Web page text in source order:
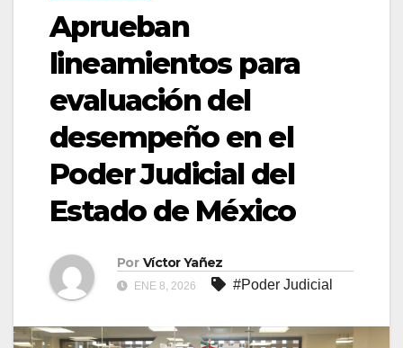
Aprueban
lineamientos para
evaluación del
desempeño en el
Poder Judicial del
Estado de México
Por Víctor Yañez
ENE 8, 2026 #Poder Judicial